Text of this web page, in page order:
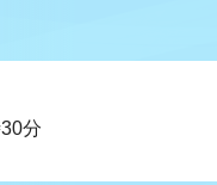
分